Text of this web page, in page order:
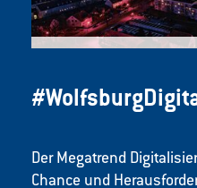
Der Megatrend
Chance und